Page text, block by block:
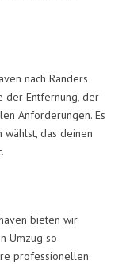
nach Randers
der Entfernung, der
Anforderungen. Es
wählst, das deinen
bieten wir
Umzug so
professionellen